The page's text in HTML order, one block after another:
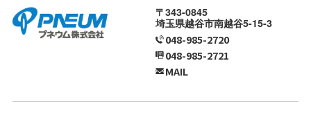
〒343-0845
埼玉県越谷市南越谷5-15-3
048-985-2720
048-985-2721
MAIL